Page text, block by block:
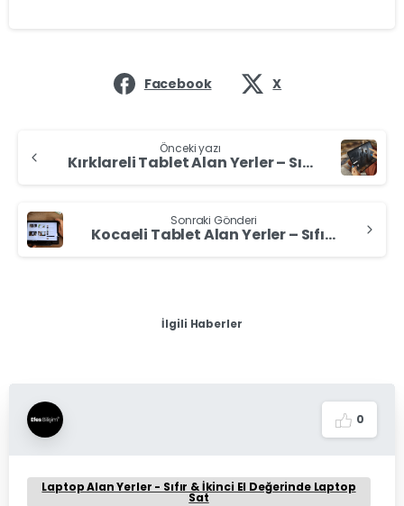
Facebook X
Önceki yazı
Kırklareli Tablet Alan Yerler – Sıfır & İkinci El Tablet Nakit Bize Satın
Sonraki Gönderi
Kocaeli Tablet Alan Yerler – Sıfır & İkinci El Değerinde Tablet Satı
İlgili Haberler
0
Laptop Alan Yerler - Sıfır & İkinci El Değerinde Laptop
Sat